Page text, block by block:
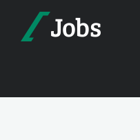
Jobs